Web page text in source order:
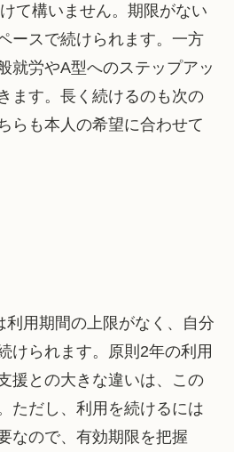
て構いません。期限がない
ースで続けられます。一方
就労やA型へのステップアッ
ます。長く続けるのも次の
らも本人の希望に合わせて
利用期間の上限がなく、自分
けられます。原則2年の利用
援との大きな違いは、この
ただし、利用を続けるには
なので、有効期限を把握